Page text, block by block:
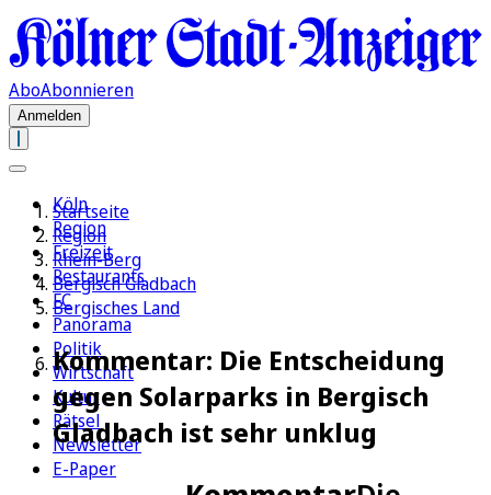
AboAbonnieren
Anmelden
Köln
Region
Freizeit
Restaurants
FC
Panorama
Politik
Wirtschaft
Kultur
Rätsel
Newsletter
E-Paper
Startseite
Region
Rhein-Berg
Bergisch Gladbach
Bergisches Land
Kommentar: Die Entscheidung
gegen Solarparks in Bergisch
Gladbach ist sehr unklug